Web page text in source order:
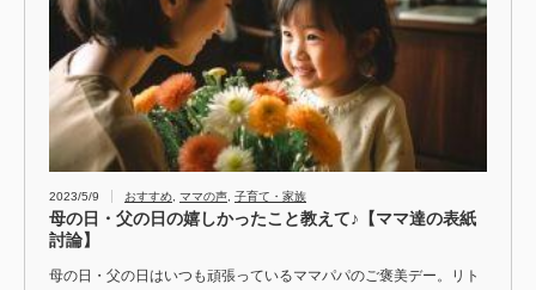
2023/5/9 おすすめ ママの声 子育て・家族
母の日・父の日の嬉しかったこと教えて♪【ママ達の表紙
討論】
母の日・父の日はいつも頑張っているママパパのご褒美デー。リト